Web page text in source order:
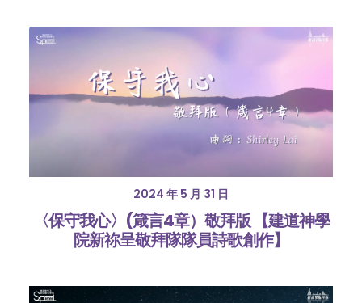
2024 年 5 月 31 日
〈保守我心〉(箴言4章）敬拜版 【建道神學
院新祢呈敬拜隊隊員詩歌創作】